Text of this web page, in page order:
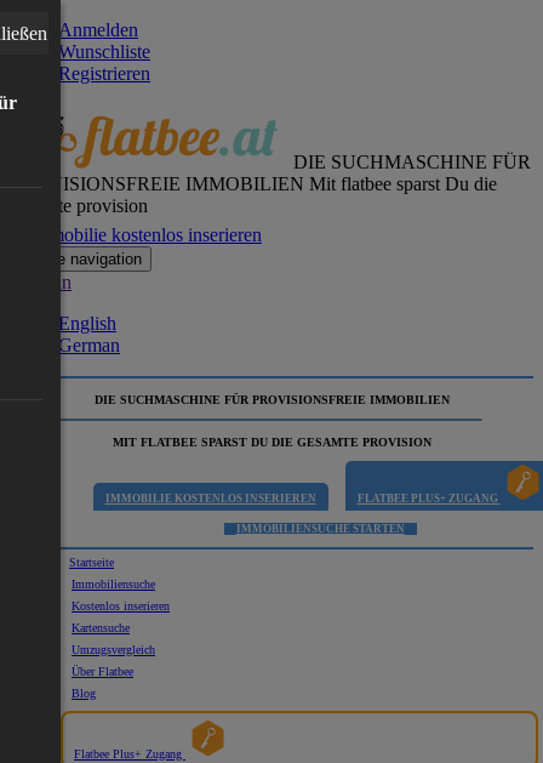
Anmelden
Wunschliste
Registrieren
DIE SUCHMASCHINE FÜR
PROVISIONSFREIE IMMOBILIEN Mit flatbee sparst Du die
gesamte provision
Immobilie kostenlos inserieren
Toggle navigation
German
English
German
DIE SUCHMASCHINE FÜR PROVISIONSFREIE IMMOBILIEN
MIT FLATBEE SPARST DU DIE GESAMTE PROVISION
IMMOBILIE KOSTENLOS INSERIEREN FLATBEE PLUS+ ZUGANG
IMMOBILIENSUCHE STARTEN
Startseite
Immobiliensuche
Kostenlos inserieren
Kartensuche
Umzugsvergleich
Über Flatbee
Blog
Flatbee Plus+ Zugang